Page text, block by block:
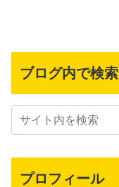
ブログ内で検索
プロフィール